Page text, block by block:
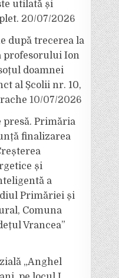
utilată și
20/07/2026
după trecerea la
profesorului Ion
doamnei
al Școlii nr. 10,
10/07/2026
presă. Primăria
finalizarea
și
a
Primăriei și
Comuna
Vrancea”
„Anghel